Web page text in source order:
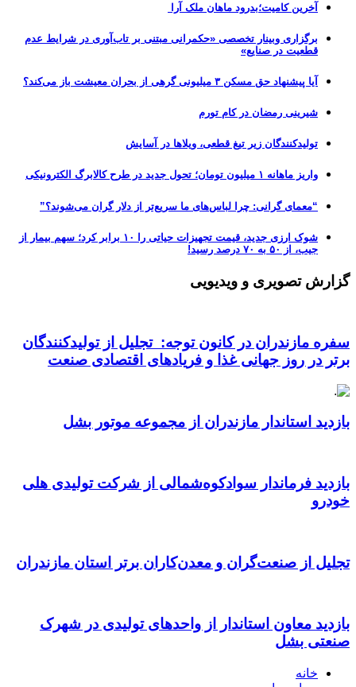
آخرین کامیت؛بدرود ماهان ملک آرا
برگزاری وبینار تخصصی «حکمرانی مبتنی بر تاب‌آوری در شرایط عدم
قطعیت در صنایع»
آیا پیشنهاد حق مسکن ۳ میلیونی گرهی از بحران معیشت باز می‌کند؟
شیرینی رمضان در کام تورم
تولیدکنندگان زیر تیغ قطعی، ویلاها در آسایش
واریز ماهانه ۱ میلیون تومان؛ تحول جدید در طرح کالابرگ الکترونیکی
“معمای گرانی: چرا لباس‌های ما سریع‌تر از دلار گران می‌شوند؟”
شوک ارزی جدید، قیمت تجهیزات حیاتی را ۱۰ برابر کرد؛ سهم بیمار از
جیب، از ۵۰ به ۷۰ درصد رسید!
گزارش تصویری و ویدیویی
سفره مازندران در کانون توجه: تجلیل از تولیدکنندگان
برتر در روز جهانی غذا و فریادهای اقتصادی صنعت
بازدید استاندار مازندران از مجموعه موتور بشل
بازدید فرماندار سوادکوه‌شمالی از شرکت تولیدی هلی
خودرو
تجلیل از صنعت‌گران و معدن‌کاران برتر استان مازندران
بازدید معاون استاندار از واحدهای تولیدی در شهرک
صنعتی بشل
خانه